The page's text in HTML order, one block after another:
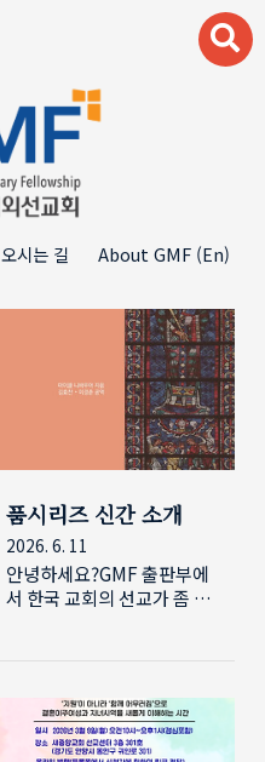
오시는 길 About GMF (En)
품시리즈 신간 소개
2026. 6. 11
안녕하세요?GMF 출판부에
서 한국 교회의 선교가 좀 더
하였습니다.제목은 '기독교
선교의 윤리적 비전'이고 부
제는 '덕의 실천으로서의 선